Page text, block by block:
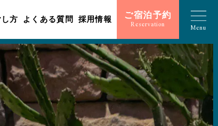
方 よくある質問 採用情報 ご宿泊予約
Reservation Menu